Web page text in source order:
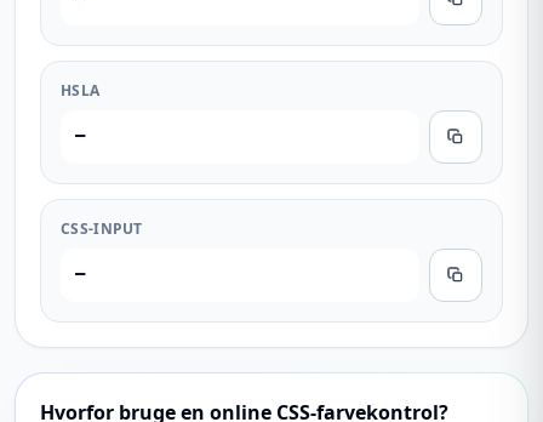
HSLA
—
CSS-INPUT
—
Hvorfor bruge en online CSS-farvekontrol?